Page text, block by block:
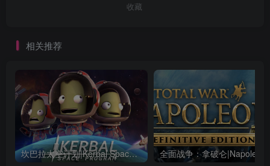
收藏
相关推荐
坎巴拉太空计划|Kerbal Space Program|1.12.5.3190|整合全DLC